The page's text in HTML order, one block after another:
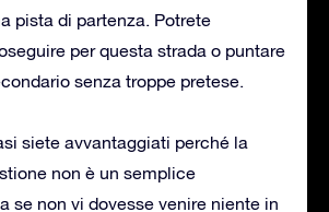
pista di partenza. Potrete
per questa strada o puntare
senza troppe pretese.
siete avvantaggiati perché la
non è un semplice
se non vi dovesse venire niente in